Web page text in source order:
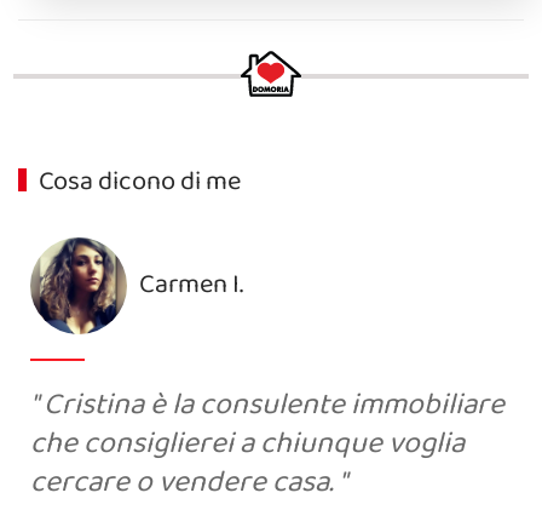
Cosa dicono di me
Carmen I.
Cristina è la consulente immobiliare
che consiglierei a chiunque voglia
cercare o vendere casa.